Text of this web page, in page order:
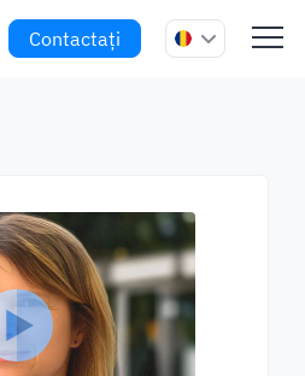
Contactați